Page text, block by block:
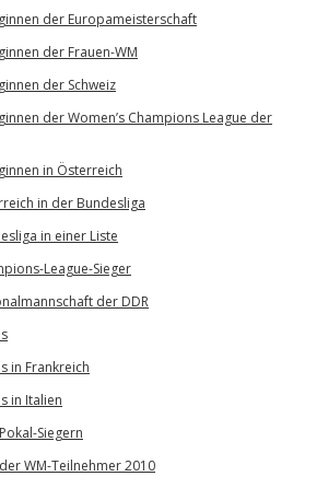
der Europameisterschaft
der Frauen-WM
der Schweiz
der Women’s Champions League der
in Österreich
in der Bundesliga
in einer Liste
League-Sieger
der DDR
in Frankreich
in Italien
Siegern
WM-Teilnehmer 2010